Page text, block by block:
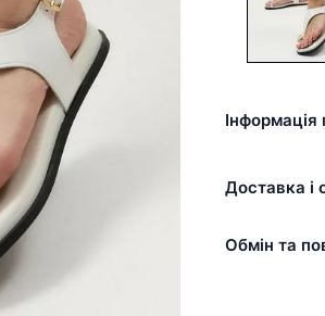
Інформація
Доставка і
Обмін та